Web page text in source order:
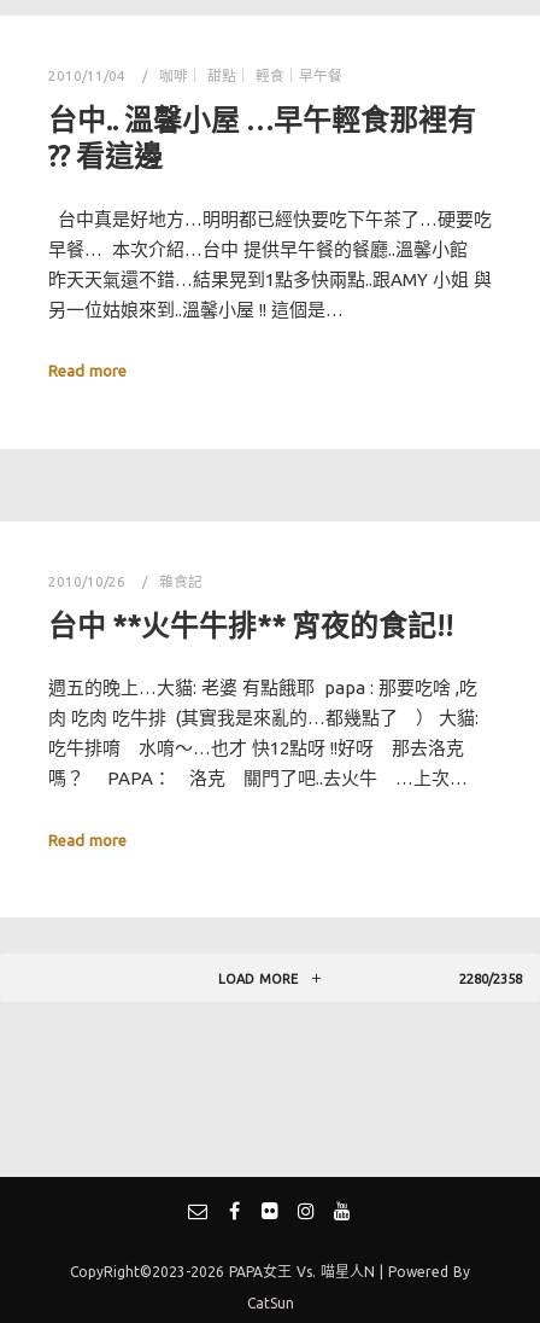
2010/11/04 咖啡｜ 甜點｜ 輕食｜早午餐
台中.. 溫馨小屋 …早午輕食那裡有
?? 看這邊
台中真是好地方…明明都已經快要吃下午茶了…硬要吃
早餐… 本次介紹…台中 提供早午餐的餐廳..溫馨小館
昨天天氣還不錯…結果晃到1點多快兩點..跟AMY 小姐 與
另一位姑娘來到..溫馨小屋 !! 這個是…
Read more
2010/10/26 雜食記
台中 **火牛牛排** 宵夜的食記!!
週五的晚上…大貓: 老婆 有點餓耶 papa : 那要吃啥 ,吃
肉 吃肉 吃牛排 (其實我是來亂的…都幾點了 ） 大貓:
吃牛排唷 水唷～…也才 快12點呀 !!好呀 那去洛克
嗎？ PAPA： 洛克 關門了吧..去火牛 …上次…
Read more
LOAD MORE 2280/2358
CopyRight©2023-2026 PAPA女王 Vs. 喵星人N | Powered By
CatSun